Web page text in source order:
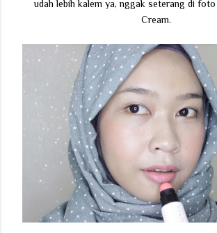
udah lebih kalem ya, nggak seterang di
Cream.